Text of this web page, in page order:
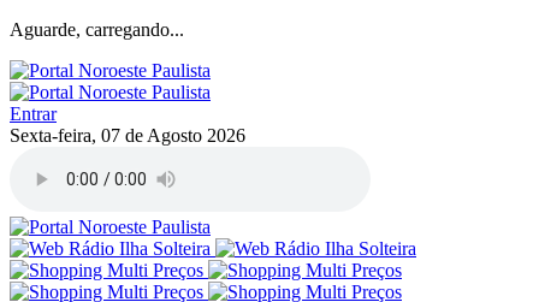
Aguarde, carregando...
Entrar
Sexta-feira, 07 de Agosto 2026